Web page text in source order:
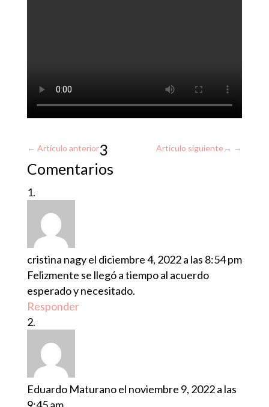
← Artículo anterior Artículo siguiente →
3
Comentarios
cristina nagyel diciembre 4, 2022 a las 8:54 pm
Felizmente se llegó a tiempo al acuerdo
esperado y necesitado.
Responder
Eduardo Maturanoel noviembre 9, 2022 a las